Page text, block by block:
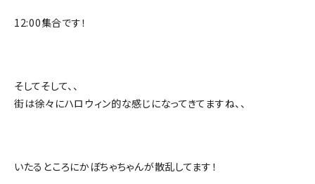
12:00集合です！
そしてそして、、
街は徐々にハロウィン的な感じになってきてますね、、
いたるところにかぼちゃちゃんが散乱してます！